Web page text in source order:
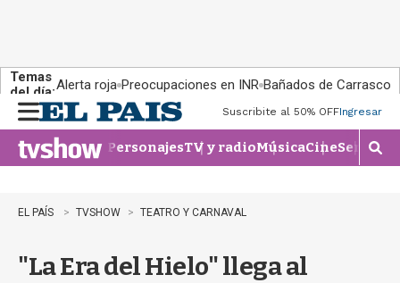
Temas
del día:Alerta roja Preocupaciones en INR Bañados de Carrasco
n
u
Suscribite al 50% OFFIngresar
PersonajesTV y radioMúsicaCineSeries
M
o
EL PAÍS TVSHOW TEATRO Y CARNAVAL
"La Era del Hielo" llega al